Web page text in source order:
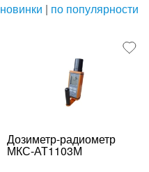
новинки | по популярности
Дозиметр-радиометр
МКС-АТ1103М